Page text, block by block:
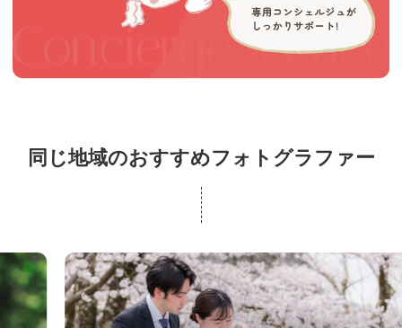
同じ地域のおすすめフォトグラファー